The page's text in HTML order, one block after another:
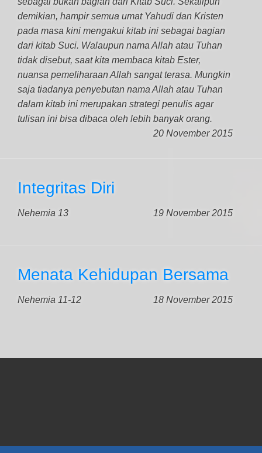
demikian, hampir semua umat Yahudi dan Kristen
pada masa kini mengakui kitab ini sebagai bagian
dari kitab Suci. Walaupun nama Allah atau Tuhan
tidak disebut, saat kita membaca kitab Ester,
nuansa pemeliharaan Allah sangat terasa. Mungkin
saja tiadanya penyebutan nama Allah atau Tuhan
dalam kitab ini merupakan strategi penulis agar
tulisan ini bisa dibaca oleh lebih banyak orang.
20 November 2015
Integritas Diri
Nehemia 13 19 November 2015
Menata Kehidupan Bersama
Nehemia 11-12 18 November 2015